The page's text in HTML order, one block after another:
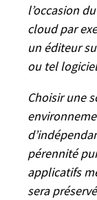
l’occasion
cloud par
un éditeur
ou tel
Choisir une
pérennité
applicatifs
sera